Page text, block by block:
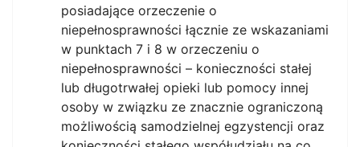
posiadające orzeczenie o
niepełnosprawności łącznie ze wskazaniami
w punktach 7 i 8 w orzeczeniu o
niepełnosprawności – konieczności stałej
lub długotrwałej opieki lub pomocy innej
osoby w związku ze znacznie ograniczoną
możliwością samodzielnej egzystencji oraz